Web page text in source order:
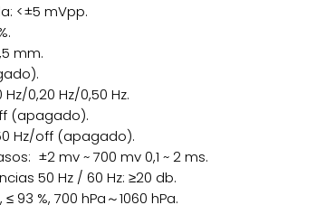
<±5 mVpp.
mm.
0,20 Hz/0,50 Hz.
(apagado).
Hz/off (apagado).
±2 mv ~ 700 mv 0,1 ~ 2 ms.
50 Hz / 60 Hz: ≥20 db.
93 %, 700 hPa～1060 hPa.